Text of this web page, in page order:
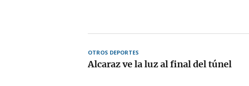
OTROS DEPORTES
Alcaraz ve la luz al final del túnel